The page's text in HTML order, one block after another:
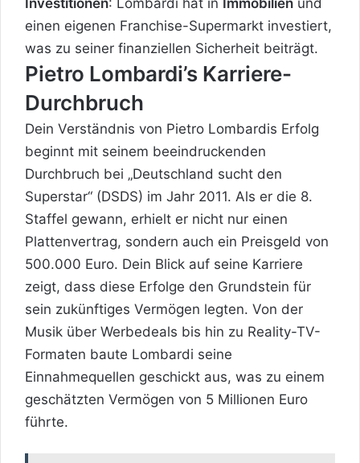
einen eigenen Franchise-Supermarkt investiert,
was zu seiner finanziellen Sicherheit beiträgt.
Pietro Lombardi’s Karriere-
Durchbruch
Dein Verständnis von Pietro Lombardis Erfolg
beginnt mit seinem beeindruckenden
Durchbruch bei „Deutschland sucht den
Superstar“ (DSDS) im Jahr 2011. Als er die 8.
Staffel gewann, erhielt er nicht nur einen
Plattenvertrag, sondern auch ein Preisgeld von
500.000 Euro. Dein Blick auf seine Karriere
zeigt, dass diese Erfolge den Grundstein für
sein zukünftiges Vermögen legten. Von der
Musik über Werbedeals bis hin zu Reality-TV-
Formaten baute Lombardi seine
Einnahmequellen geschickt aus, was zu einem
geschätzten Vermögen von 5 Millionen Euro
führte.